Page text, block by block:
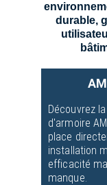
durable,
Découvrez
d'armoire
place
installation
efficacité
manque.